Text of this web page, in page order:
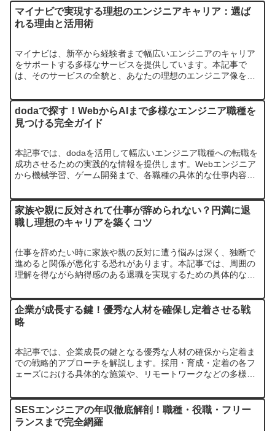
マイナビで実現する理想のエンジニアキャリア：選ば
れる理由と活用術
マイナビは、新卒から経験者まで幅広いエンジニアのキャリア
をサポートする多様なサービスを提供しています。本記事で
は、そのサービスの全貌と、あなたの理想のエンジニア像を実
に強いサービスなど…
dodaで探す！WebからAIまで多様なエンジニア職種を
見つける完全ガイド
本記事では、dodaを活用して幅広いエンジニア職種への転職を
成功させるための実践的な情報を提供します。Webエンジニア
から機械学習、ゲーム開発まで、各職種の具体的な仕事内容や
た理想…
家族や親に反対されて仕事が辞められない？円満に退
職し理想のキャリアを築くコツ
仕事を辞めたい時に家族や親の反対に遭う悩みは深く、独断で
進めると関係が悪化する恐れがあります。本記事では、周囲の
理解を得ながら納得感のある退職を実現するための具体的な手
企業が成長する鍵！優秀な人材を確保し定着させる戦
略
本記事では、企業成長の鍵となる優秀な人材の確保から定着ま
での戦略的アプローチを解説します。採用・育成・定着の各フ
ェーズにおける具体的な施策や、リモートワークなどの多様な
いて深く掘り下げ…
SESエンジニアの年収徹底解剖！職種・役職・フリー
ランスまで完全網羅